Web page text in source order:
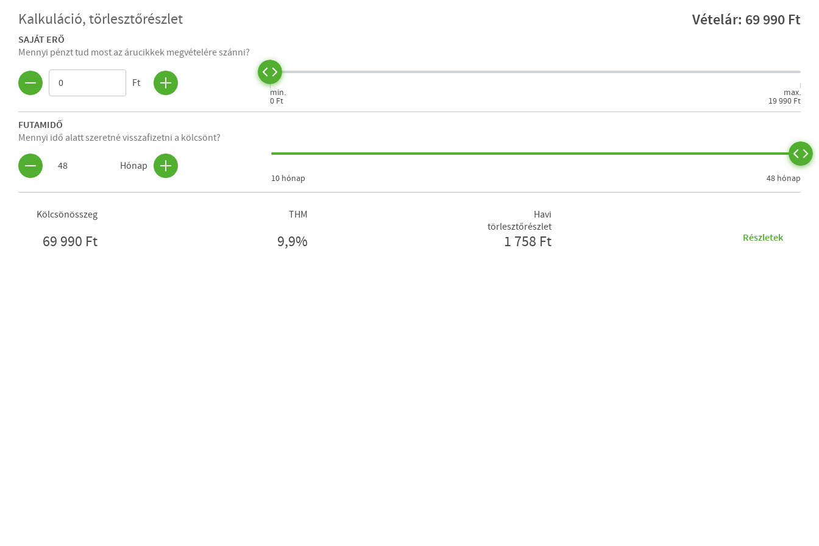
Kalkuláció, törlesztőrészlet Vételár: 69 990 Ft
SAJÁT ERŐ
Mennyi pénzt tud most az árucikkek megvételére szánni?
Ft
min.
0 Ft
max.
19 990 Ft
FUTAMIDŐ
Mennyi idő alatt szeretné visszafizetni a kölcsönt?
48 Hónap
10 hónap 48 hónap
Kölcsönösszeg
69 990 Ft
THM
9,9%
Havi
törlesztőrészlet
1 758 Ft Részletek